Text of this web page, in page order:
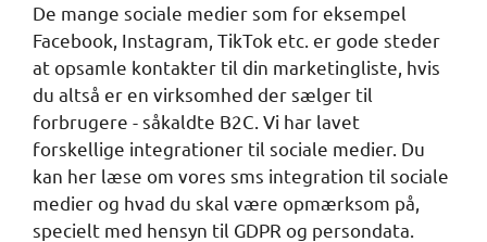
De mange sociale medier som for eksempel
Facebook, Instagram, TikTok etc. er gode steder
at opsamle kontakter til din marketingliste, hvis
du altså er en virksomhed der sælger til
forbrugere - såkaldte B2C. Vi har lavet
forskellige integrationer til sociale medier. Du
kan her læse om vores sms integration til sociale
medier og hvad du skal være opmærksom på,
specielt med hensyn til GDPR og persondata.